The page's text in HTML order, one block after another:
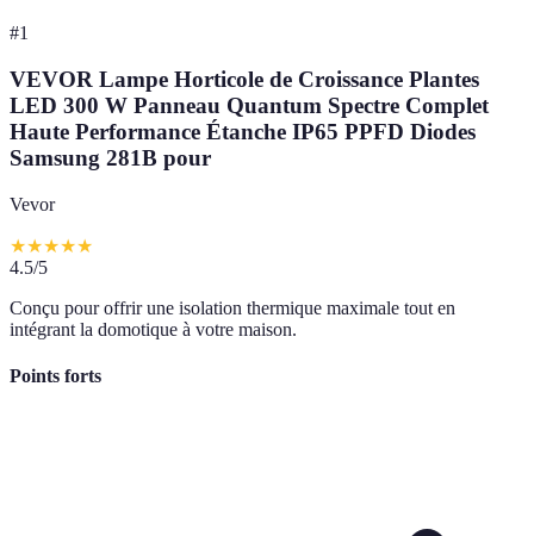
#1
VEVOR Lampe Horticole de Croissance Plantes
LED 300 W Panneau Quantum Spectre Complet
Haute Performance Étanche IP65 PPFD Diodes
Samsung 281B pour
Vevor
★★★★★
4.5/5
Conçu pour offrir une isolation thermique maximale tout en
intégrant la domotique à votre maison.
Points forts